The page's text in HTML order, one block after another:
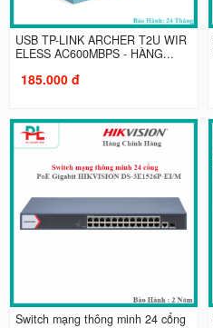
USB TP-LINK ARCHER T2U WIR
ELESS AC600MBPS - HÀNG...
185.000 đ
Switch mạng thông minh 24 cổng